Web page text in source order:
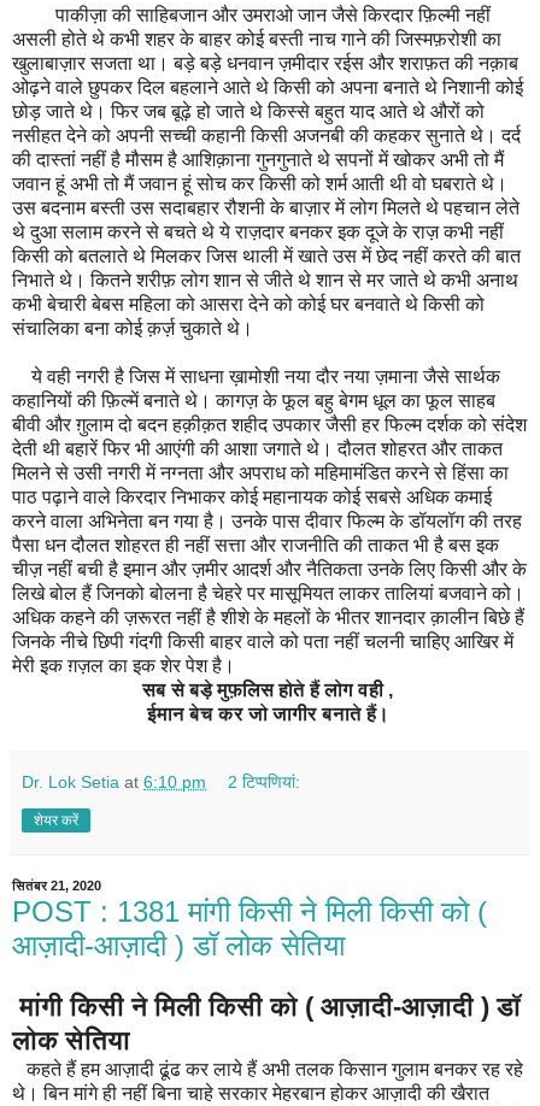
पाकीज़ा की साहिबजान और उमराओ जान जैसे किरदार फ़िल्मी नहीं
असली होते थे कभी शहर के बाहर कोई बस्ती नाच गाने की जिस्मफ़रोशी का
खुलाबाज़ार सजता था। बड़े बड़े धनवान ज़मीदार रईस और शराफ़त की नक़ाब
ओढ़ने वाले छुपकर दिल बहलाने आते थे किसी को अपना बनाते थे निशानी कोई
छोड़ जाते थे। फिर जब बूढ़े हो जाते थे किस्से बहुत याद आते थे औरों को
नसीहत देने को अपनी सच्ची कहानी किसी अजनबी की कहकर सुनाते थे। दर्द
की दास्तां नहीं है मौसम है आशिक़ाना गुनगुनाते थे सपनों में खोकर अभी तो मैं
जवान हूं अभी तो मैं जवान हूं सोच कर किसी को शर्म आती थी वो घबराते थे।
उस बदनाम बस्ती उस सदाबहार रौशनी के बाज़ार में लोग मिलते थे पहचान लेते
थे दुआ सलाम करने से बचते थे ये राज़दार बनकर इक दूजे के राज़ कभी नहीं
किसी को बतलाते थे मिलकर जिस थाली में खाते उस में छेद नहीं करते की बात
निभाते थे। कितने शरीफ़ लोग शान से जीते थे शान से मर जाते थे कभी अनाथ
कभी बेचारी बेबस महिला को आसरा देने को कोई घर बनवाते थे किसी को
संचालिका बना कोई क़र्ज़ चुकाते थे।
ये वही नगरी है जिस में साधना ख़ामोशी नया दौर नया ज़माना जैसे सार्थक
कहानियों की फ़िल्में बनाते थे। कागज़ के फूल बहु बेगम धूल का फूल साहब
बीवी और ग़ुलाम दो बदन हक़ीक़त शहीद उपकार जैसी हर फिल्म दर्शक को संदेश
देती थी बहारें फिर भी आएंगी की आशा जगाते थे। दौलत शोहरत और ताकत
मिलने से उसी नगरी में नग्नता और अपराध को महिमामंडित करने से हिंसा का
पाठ पढ़ाने वाले किरदार निभाकर कोई महानायक कोई सबसे अधिक कमाई
करने वाला अभिनेता बन गया है। उनके पास दीवार फिल्म के डॉयलॉग की तरह
पैसा धन दौलत शोहरत ही नहीं सत्ता और राजनीति की ताकत भी है बस इक
चीज़ नहीं बची है इमान और ज़मीर आदर्श और नैतिकता उनके लिए किसी और के
लिखे बोल हैं जिनको बोलना है चेहरे पर मासूमियत लाकर तालियां बजवाने को।
अधिक कहने की ज़रूरत नहीं है शीशे के महलों के भीतर शानदार क़ालीन बिछे हैं
जिनके नीचे छिपी गंदगी किसी बाहर वाले को पता नहीं चलनी चाहिए आखिर में
मेरी इक ग़ज़ल का इक शेर पेश है।
सब से बड़े मुफ़लिस होते हैं लोग वही ,
ईमान बेच कर जो जागीर बनाते हैं।
Dr. Lok Setia at 6:10 pm 2 टिप्‍पणियां:
शेयर करें
सितंबर 21, 2020
POST : 1381 मांगी किसी ने मिली किसी को (
आज़ादी-आज़ादी ) डॉ लोक सेतिया
मांगी किसी ने मिली किसी को ( आज़ादी-आज़ादी ) डॉ
लोक सेतिया
कहते हैं हम आज़ादी ढूंढ कर लाये हैं अभी तलक किसान गुलाम बनकर रह रहे
थे। बिन मांगे ही नहीं बिना चाहे सरकार मेहरबान होकर आज़ादी की खैरात